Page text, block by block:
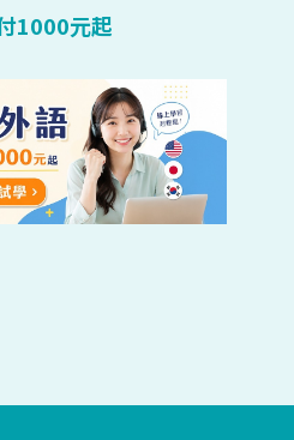
1000元起